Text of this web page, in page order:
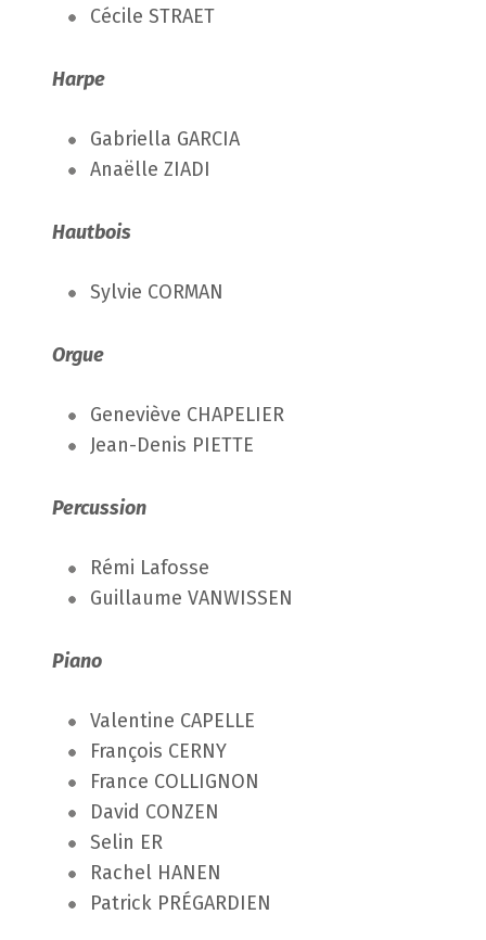
Cécile STRAET
Harpe
Gabriella GARCIA
Anaëlle ZIADI
Hautbois
Sylvie CORMAN
Orgue
Geneviève CHAPELIER
Jean-Denis PIETTE
Percussion
Rémi Lafosse
Guillaume VANWISSEN
Piano
Valentine CAPELLE
François CERNY
France COLLIGNON
David CONZEN
Selin ER
Rachel HANEN
Patrick PRÉGARDIEN